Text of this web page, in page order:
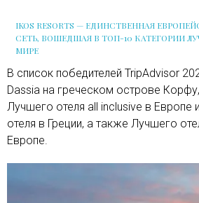
IKOS RESORTS — ЕДИНСТВЕННАЯ
СЕТЬ, ВОШЕДШАЯ В ТОП-10 КАТЕГОРИИ
МИРЕ
В список победителей TripAdvisor
Dassia на греческом острове
Лучшего отеля all inclusive в Европе
отеля в Греции, а также Лучшего
Европе.